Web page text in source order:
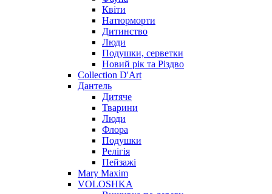
Квіти
Натюрморти
Дитинство
Люди
Подушки, серветки
Новий рік та Різдво
Collection D'Art
Дантель
Дитяче
Тварини
Люди
Флора
Подушки
Релігія
Пейзажі
Mary Maxim
VOLOSHKA